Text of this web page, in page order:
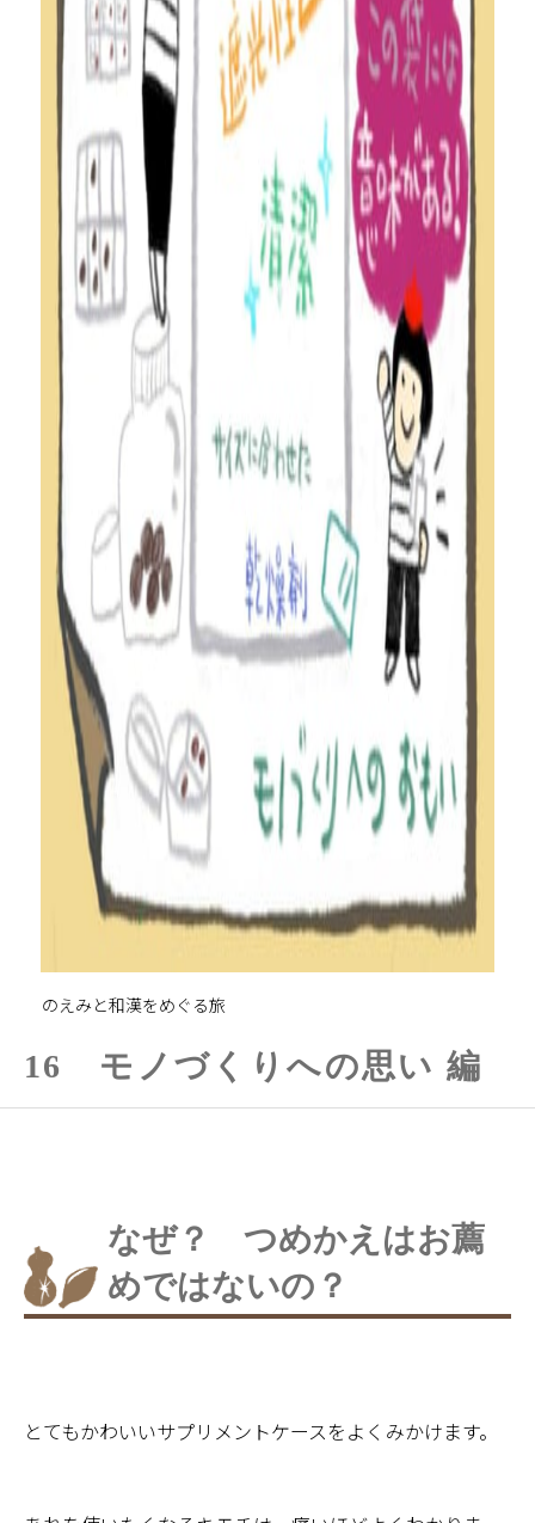
のえみと和漢をめぐる旅
16 モノづくりへの思い 編
なぜ？ つめかえはお薦
めではないの？
とてもかわいいサプリメントケースをよくみかけます。